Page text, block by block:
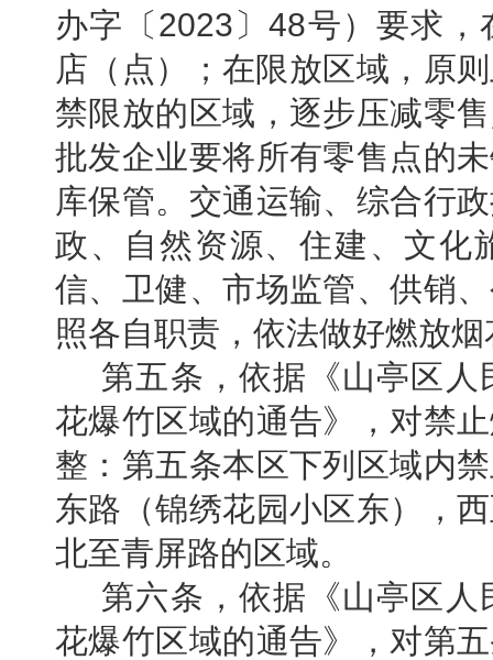
办字〔2023〕48号）要求
店（点）；在限放区域，原
禁限放的区域，逐步压减零
批发企业要将所有零售点的
库保管。交通运输、综合行
政、自然资源、住建、文化
信、卫健、市场监管、供销
照各自职责，依法做好燃放
第五条，依据 《山亭区
花爆竹区域的通告》，对禁
整： 第五条本区下列区域内
东路（锦绣花园小区东），
北至青屏路的区域。
第六条，依据 《山亭区
花爆竹区域的通告》，对第